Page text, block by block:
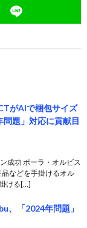
がAIで梱包サイズ
題」対応に貢献目
成功 ポーラ・オルビス
などを手掛けるオル
ける[…]
、「2024年問題」